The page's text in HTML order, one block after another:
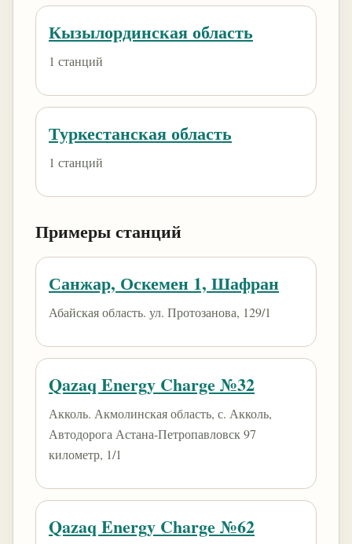
Кызылординская область
1 станций
Туркестанская область
1 станций
Примеры станций
Санжар, Оскемен 1, Шафран
Абайская область. ул. Протозанова, 129/1
Qazaq Energy Charge №32
Акколь. Акмолинская область, с. Акколь,
Автодорога Астана-Петропавловск 97
километр, 1/1
Qazaq Energy Charge №62